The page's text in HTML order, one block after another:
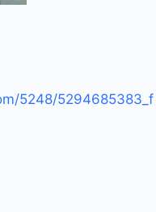
5248/5294685383_f